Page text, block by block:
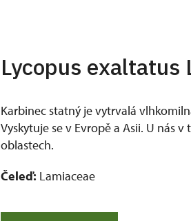
Lycopus exaltatus
Karbinec statný je vytrvalá
Vyskytuje se v Evropě a Asii. U nás v
oblastech.
Čeleď: Lamiaceae